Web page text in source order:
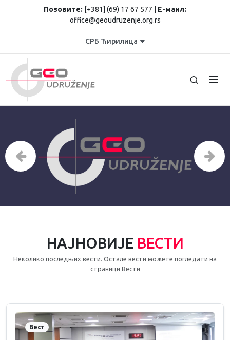
Позовите: [+381] (69) 17 67 577 | Е-маил:
office@geoudruzenje.org.rs
СРБ Ћирилица
НАЈНОВИЈЕ ВЕСТИ
Неколико последњих вести. Остале вести можете погледати на
страници Вести
Вест